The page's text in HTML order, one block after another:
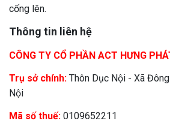
cống lên.
Thông tin liên hệ
CÔNG TY CỔ PHẦN ACT HƯNG
Trụ sở chính: Thôn Dục Nội - Xã
Nội
Mã số thuế: 0109652211